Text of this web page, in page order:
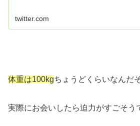
twitter.com
体重は100kgちょうどくらいなんだ
実際にお会いしたら迫力がすごそう